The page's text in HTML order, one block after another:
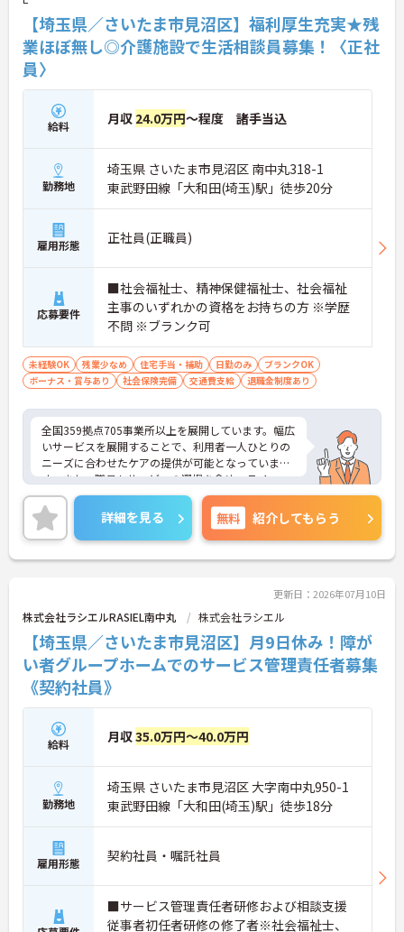
【埼玉県／さいたま市見沼区】福利厚生充実★残
業ほぼ無し◎介護施設で生活相談員募集！〈正社
員〉
給料 月収 24.0万円～程度 諸手当込
勤務地
埼玉県 さいたま市見沼区 南中丸318-1
東武野田線「大和田(埼玉)駅」徒歩20分
雇用形態 正社員(正職員)
応募要件
■社会福祉士、精神保健福祉士、社会福祉
主事のいずれかの資格をお持ちの方 ※学歴
不問 ※ブランク可
未経験OK 残業少なめ 住宅手当・補助 日勤のみ
ブランクOK
ボーナス・賞与あり
社会保険完備 交通費支給 退職金制度あり
全国359拠点705事業所以上を展開しています。幅広
いサービスを展開することで、利用者一人ひとりの
ニーズに合わせたケアの提供が可能となっていま
す。また、職員もサービスの選択を含め、ライフス
タイルに合わせた働き方の選択肢が多くあります。
入社時研修はもちろん、サービス・職種ごとに研修
カリキュラムが整っており学び成長できる環境で
す。
ご興味のある方は面接対策ポイントなどお話致しま
詳細を見る 無料 紹介してもらう
更新日：2026年07月10日
株式会社ラシエルRASIEL南中丸 株式会社ラシエル
【埼玉県／さいたま市見沼区】月9日休み！障が
い者グループホームでのサービス管理責任者募集
《契約社員》
給料 月収35.0万円～40.0万円
勤務地
埼玉県 さいたま市見沼区 大字南中丸950-1
東武野田線「大和田(埼玉)駅」徒歩18分
雇用形態 契約社員・嘱託社員
■サービス管理責任者研修および相談支援
従事者初任者研修の修了者※社会福祉士、